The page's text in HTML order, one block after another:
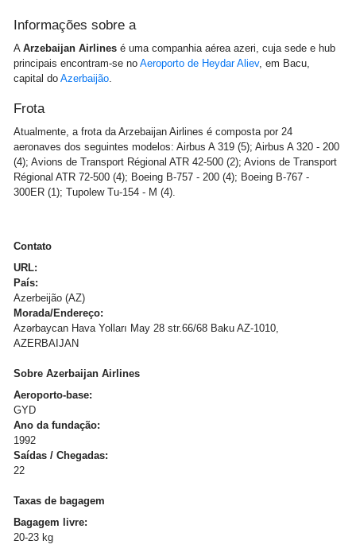
Informações sobre a
A Arzebaijan Airlines é uma companhia aérea azeri, cuja sede e hub
principais encontram-se no Aeroporto de Heydar Aliev, em Bacu,
capital do Azerbaijão.
Frota
Atualmente, a frota da Arzebaijan Airlines é composta por 24
aeronaves dos seguintes modelos: Airbus A 319 (5); Airbus A 320 - 200
(4); Avions de Transport Régional ATR 42-500 (2); Avions de Transport
Régional ATR 72-500 (4); Boeing B-757 - 200 (4); Boeing B-767 -
300ER (1); Tupolew Tu-154 - M (4).
Contato
URL:
País:
Azerbeijão (AZ)
Morada/Endereço:
Azərbaycan Hava Yolları May 28 str.66/68 Baku AZ-1010,
AZERBAIJAN
Sobre Azerbaijan Airlines
Aeroporto-base:
GYD
Ano da fundação:
1992
Saídas / Chegadas:
22
Taxas de bagagem
Bagagem livre:
20-23 kg